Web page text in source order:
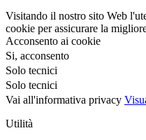
Visitando il nostro sito Web
cookie per assicurare la
Acconsento ai cookie
Si, acconsento
Solo tecnici
Solo tecnici
Vai all'informativa privacy
Utilità